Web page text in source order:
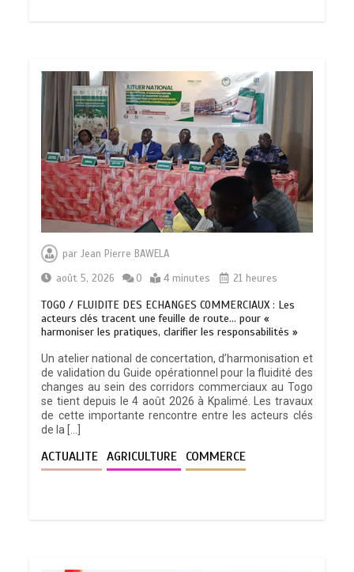
parJean Pierre BAWELA
août 5, 2026
0 4 minutes 21 heures
TOGO / FLUIDITE DES ECHANGES COMMERCIAUX : Les
acteurs clés tracent une feuille de route… pour «
harmoniser les pratiques, clarifier les responsabilités »
Un atelier national de concertation, d’harmonisation et
de validation du Guide opérationnel pour la fluidité des
changes au sein des corridors commerciaux au Togo
se tient depuis le 4 août 2026 à Kpalimé. Les travaux
de cette importante rencontre entre les acteurs clés
de la […]
ACTUALITE AGRICULTURE COMMERCE